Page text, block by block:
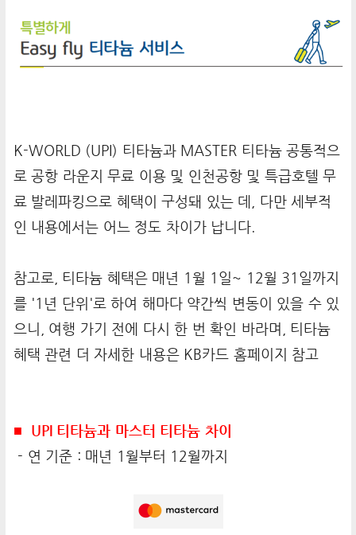
K-WORLD (UPI) 티타늄과 MASTER 티타늄 공통적으
로 공항 라운지 무료 이용 및 인천공항 및 특급호텔 무
료 발레파킹으로 혜택이 구성돼 있는 데, 다만 세부적
인 내용에서는 어느 정도 차이가 납니다.
참고로, 티타늄 혜택은 매년 1월 1일~ 12월 31일까지
를 '1년 단위'로 하여 해마다 약간씩 변동이 있을 수 있
으니, 여행 가기 전에 다시 한 번 확인 바라며, 티타늄
혜택 관련 더 자세한 내용은 KB카드 홈페이지 참고
■ UPI 티타늄과 마스터 티타늄 차이
- 연 기준 : 매년 1월부터 12월까지